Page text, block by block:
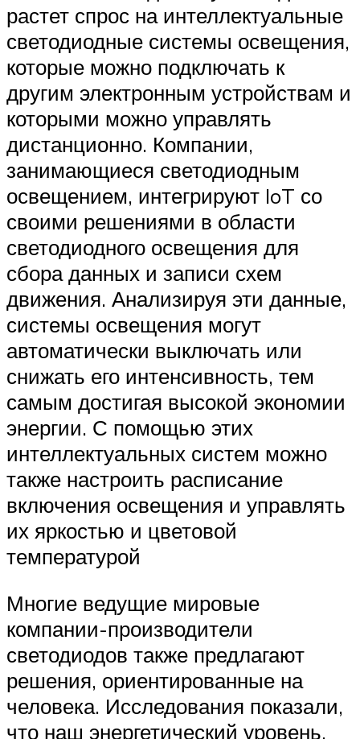
растет спрос на интеллектуальные
светодиодные системы освещения,
которые можно подключать к
другим электронным устройствам и
которыми можно управлять
дистанционно. Компании,
занимающиеся светодиодным
освещением, интегрируют IoT со
своими решениями в области
светодиодного освещения для
сбора данных и записи схем
движения. Анализируя эти данные,
системы освещения могут
автоматически выключать или
снижать его интенсивность, тем
самым достигая высокой экономии
энергии. С помощью этих
интеллектуальных систем можно
также настроить расписание
включения освещения и управлять
их яркостью и цветовой
температурой
Многие ведущие мировые
компании-производители
светодиодов также предлагают
решения, ориентированные на
человека. Исследования показали,
что наш энергетический уровень,